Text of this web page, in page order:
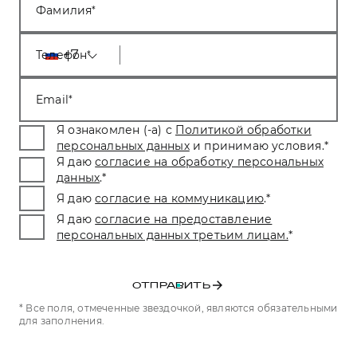
от 3 799 000 ₽ от 4 799 000 ₽
Трейд-ин
КРЕДИТ И СТРАХОВАНИЕ
Кредитный калькулятор
Страхование
Кредит
КОРПОРАТИВНЫМ КЛИЕНТАМ
Корпоративным клиентам
Крупным корпоративным клиентам
Нулевое ТО
Программа «Помощь на дороге»
Регламенты технического обслуживания
Электронный ПТС
ПОДДЕРЖКА
GWM Безопасность
Гарантия HAVAL
Программа «HAVAL Защита+»
Руководства по эксплуатации
Наша команда
Контакты
Фамилия
Телефон
+7
Email
Я ознакомлен (-а) с Политикой обработки
персональных данных и принимаю условия.*
Я даю согласие на обработку персональных
данных.*
Я даю согласие на коммуникацию.*
Я даю согласие на предоставление
персональных данных третьим лицам.*
ОТПРАВИТЬ
* Все поля, отмеченные звездочкой, являются обязательными
для заполнения.